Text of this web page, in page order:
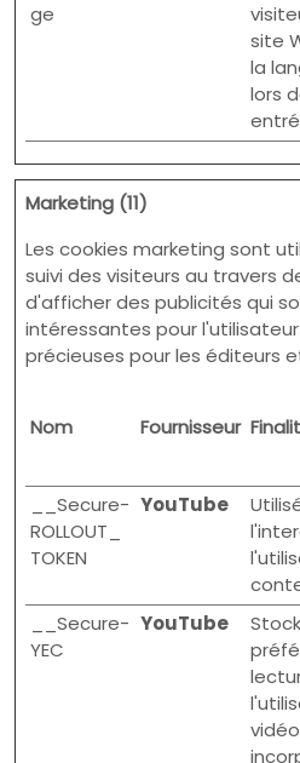
ge
site
la
lors
Marketing (11)
Les cookies marketing sont
suivi des visiteurs au travers
d'afficher des publicités qui
intéressantes pour
précieuses pour les éditeurs
Nom Fournisseur
__Secure-
ROLLOUT_
TOKEN
YouTube
__Secure-
YEC
YouTube